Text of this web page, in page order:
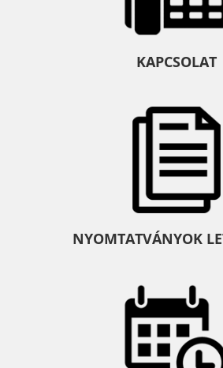
KAPCSOLAT
NYOMTATVÁNYOK